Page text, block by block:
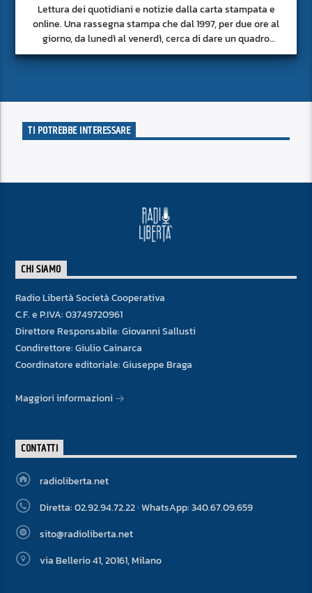
Lettura dei quotidiani e notizie dalla carta stampata e
online. Una rassegna stampa che dal 1997, per due ore al
giorno, da lunedì al venerdì, cerca di dare un quadro
approfondito delle notizie del giorno, senza fermarsi alla
TI POTREBBE INTERESSARE
CHI SIAMO
Radio Libertà Società Cooperativa
C.F. e P.IVA: 03749720961
Direttore Responsabile: Giovanni Sallusti
Condirettore: Giulio Cainarca
Coordinatore editoriale: Giuseppe Braga
Maggiori informazioni
CONTATTI
radioliberta.net
Diretta: 02.92.94.72.22 · WhatsApp: 340.67.09.659
sito@radioliberta.net
via Bellerio 41, 20161, Milano